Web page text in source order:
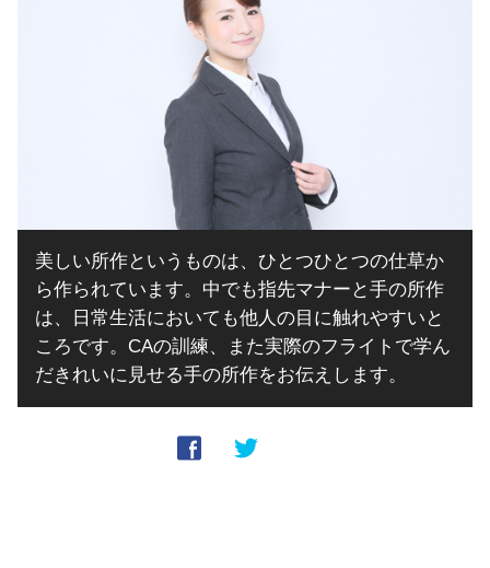
美しい所作というものは、ひとつひとつの仕草か
ら作られています。中でも指先マナーと手の所作
は、日常生活においても他人の目に触れやすいと
ころです。CAの訓練、また実際のフライトで学ん
だきれいに見せる手の所作をお伝えします。